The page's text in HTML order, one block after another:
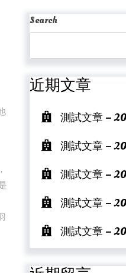
Search
近期文章
測試文章 –
測試文章 –
測試文章 –
測試文章 –
測試文章 –